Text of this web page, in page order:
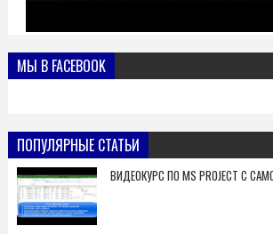
МЫ В FACEBOOK
ПОПУЛЯРНЫЕ СТАТЬИ
ВИДЕОКУРС ПО MS PROJECT С